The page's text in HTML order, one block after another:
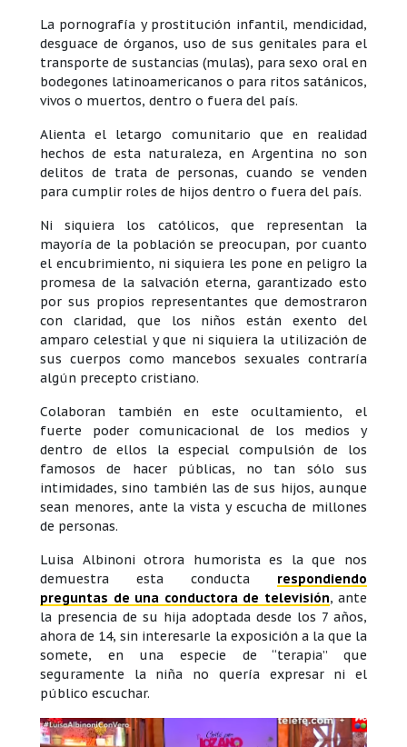
La pornografía y prostitución infantil, mendicidad,
desguace de órganos, uso de sus genitales para el
transporte de sustancias (mulas), para sexo oral en
bodegones latinoamericanos o para ritos satánicos,
vivos o muertos, dentro o fuera del país.
Alienta el letargo comunitario que en realidad
hechos de esta naturaleza, en Argentina no son
delitos de trata de personas, cuando se venden
para cumplir roles de hijos dentro o fuera del país.
Ni siquiera los católicos, que representan la
mayoría de la población se preocupan, por cuanto
el encubrimiento, ni siquiera les pone en peligro la
promesa de la salvación eterna, garantizado esto
por sus propios representantes que demostraron
con claridad, que los niños están exento del
amparo celestial y que ni siquiera la utilización de
sus cuerpos como mancebos sexuales contraría
algún precepto cristiano.
Colaboran también en este ocultamiento, el
fuerte poder comunicacional de los medios y
dentro de ellos la especial compulsión de los
famosos de hacer públicas, no tan sólo sus
intimidades, sino también las de sus hijos, aunque
sean menores, ante la vista y escucha de millones
de personas.
Luisa Albinoni otrora humorista es la que nos
demuestra esta conducta respondiendo
preguntas de una conductora de televisión, ante
la presencia de su hija adoptada desde los 7 años,
ahora de 14, sin interesarle la exposición a la que la
somete, en una especie de “terapia” que
seguramente la niña no quería expresar ni el
público escuchar.